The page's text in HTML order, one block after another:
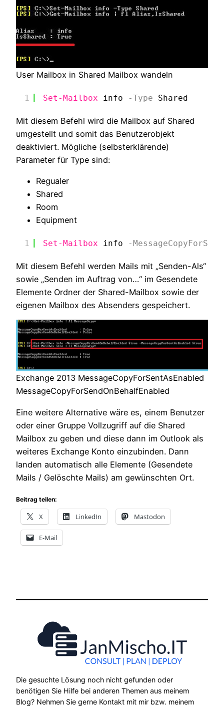
User Mailbox in Shared Mailbox wandeln
1 Set-Mailbox info -Type Shared
Mit diesem Befehl wird die Mailbox auf Shared
umgestellt und somit das Benutzerobjekt
deaktiviert. Mögliche (selbsterklärende)
Parameter für Type sind:
Regualer
Shared
Room
Equipment
1 Set-Mailbox info -
Mit diesem Befehl werden Mails mit „Senden-Als“
sowie „Senden im Auftrag von…“ im Gesendete
Elemente Ordner der Shared-Mailbox sowie der
eigenen Mailbox des Absenders gespeichert.
Exchange 2013 MessageCopyForSentAsEnabled
MessageCopyForSendOnBehalfEnabled
Eine weitere Alternative wäre es, einem Benutzer
oder einer Gruppe Vollzugriff auf die Shared
Mailbox zu geben und diese dann im Outlook als
weiteres Exchange Konto einzubinden. Dann
landen automatisch alle Elemente (Gesendete
Mails / Gelöschte Mails) am gewünschten Ort.
Beitrag teilen:
X LinkedIn Mastodon
E-Mail
Die gesuchte Lösung noch nicht gefunden oder
benötigen Sie Hilfe bei anderen Themen aus meinem
Blog? Nehmen Sie gerne Kontakt mit mir bzw. meinem